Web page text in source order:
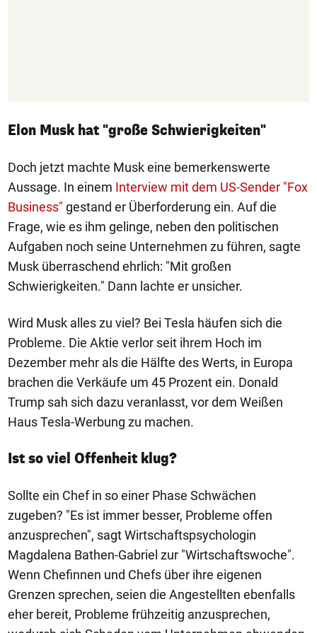
Elon Musk hat "große Schwierigkeiten"
Doch jetzt machte Musk eine bemerkenswerte
Aussage. In einem Interview mit dem US-Sender "Fox
Business" gestand er Überforderung ein. Auf die
Frage, wie es ihm gelinge, neben den politischen
Aufgaben noch seine Unternehmen zu führen, sagte
Musk überraschend ehrlich: "Mit großen
Schwierigkeiten." Dann lachte er unsicher.
Wird Musk alles zu viel? Bei Tesla häufen sich die
Probleme. Die Aktie verlor seit ihrem Hoch im
Dezember mehr als die Hälfte des Werts, in Europa
brachen die Verkäufe um 45 Prozent ein. Donald
Trump sah sich dazu veranlasst, vor dem Weißen
Haus Tesla-Werbung zu machen.
Ist so viel Offenheit klug?
Sollte ein Chef in so einer Phase Schwächen
zugeben? "Es ist immer besser, Probleme offen
anzusprechen", sagt Wirtschaftspsychologin
Magdalena Bathen-Gabriel zur "Wirtschaftswoche".
Wenn Chefinnen und Chefs über ihre eigenen
Grenzen sprechen, seien die Angestellten ebenfalls
eher bereit, Probleme frühzeitig anzusprechen,